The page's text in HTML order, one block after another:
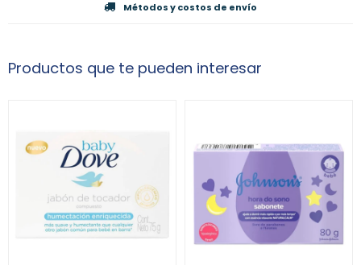
Métodos y costos de envío
Productos que te pueden interesar